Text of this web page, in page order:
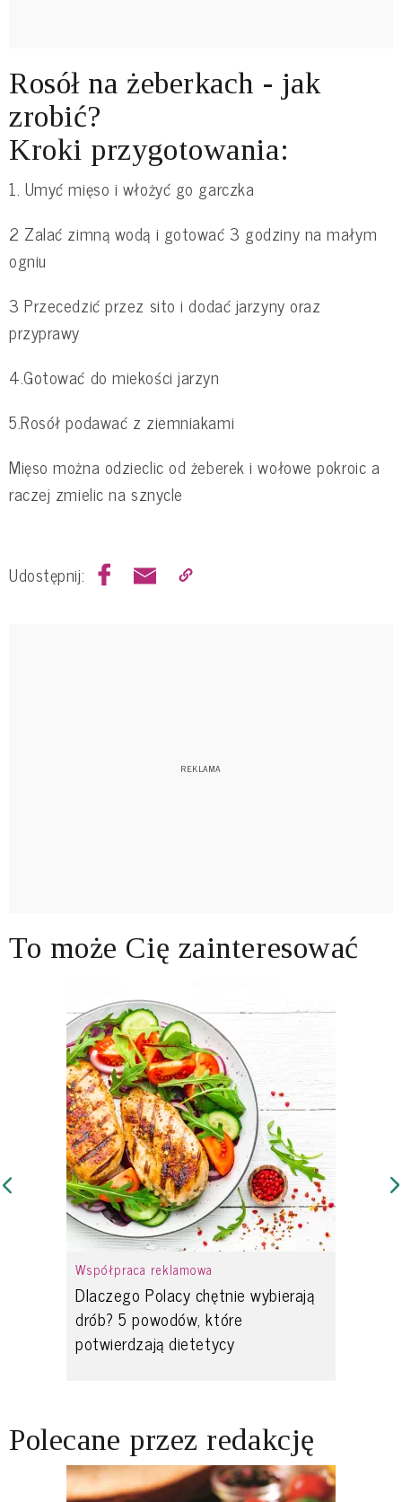
Rosół na żeberkach - jak
zrobić?
Kroki przygotowania:
1. Umyć mięso i włożyć go garczka
2 Zalać zimną wodą i gotować 3 godziny na małym
ogniu
3 Przecedzić przez sito i dodać jarzyny oraz
przyprawy
4.Gotować do miekości jarzyn
5.Rosół podawać z ziemniakami
Mięso można odzieclic od żeberek i wołowe pokroic a
raczej zmielic na sznycle
Udostępnij:
To może Cię zainteresować
Współpraca reklamowa
Dlaczego Polacy chętnie wybierają
drób? 5 powodów, które
potwierdzają dietetycy
Polecane przez redakcję